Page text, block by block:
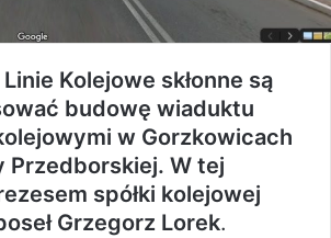
Kolejowe skłonne są
budowę wiaduktu
w Gorzkowicach
Przedborskiej. W tej
spółki kolejowej
Grzegorz Lorek.